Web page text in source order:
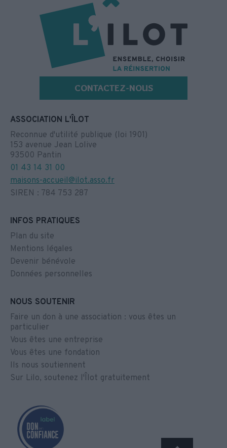
CONTACTEZ-NOUS
ASSOCIATION L'ÎLOT
Reconnue d'utilité publique (loi 1901)
153 avenue Jean Lolive
93500 Pantin
01 43 14 31 00
maisons-accueil@ilot.asso.fr
SIREN : 784 753 287
INFOS PRATIQUES
Plan du site
Mentions légales
Devenir bénévole
Données personnelles
NOUS SOUTENIR
Faire un don à une association : vous êtes un
particulier
Vous êtes une entreprise
Vous êtes une fondation
Ils nous soutiennent
Sur Lilo, soutenez l'Îlot gratuitement